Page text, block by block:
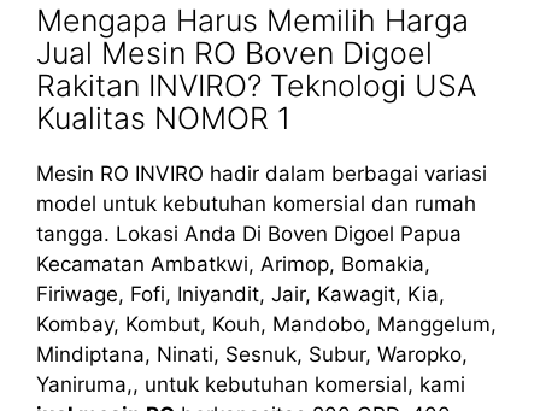
Mengapa Harus Memilih Harga
Jual Mesin RO Boven Digoel
Rakitan INVIRO? Teknologi USA
Kualitas NOMOR 1
Mesin RO INVIRO hadir dalam berbagai variasi
model untuk kebutuhan komersial dan rumah
tangga. Lokasi Anda Di Boven Digoel Papua
Kecamatan Ambatkwi, Arimop, Bomakia,
Firiwage, Fofi, Iniyandit, Jair, Kawagit, Kia,
Kombay, Kombut, Kouh, Mandobo, Manggelum,
Mindiptana, Ninati, Sesnuk, Subur, Waropko,
Yaniruma,, untuk kebutuhan komersial, kami